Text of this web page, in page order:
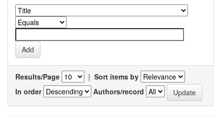
Results/Page | Sort items by
In order
Authors/record